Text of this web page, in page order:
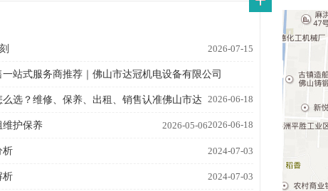
2026-07-15
站式服务商推荐｜佛山市达冠机电设备有限公司
2026-06-18
选？维修、保养、出租、销售认准佛山市达
2026-06-18
维护保养 2026-05-06
析 2024-07-03
析 2024-07-03